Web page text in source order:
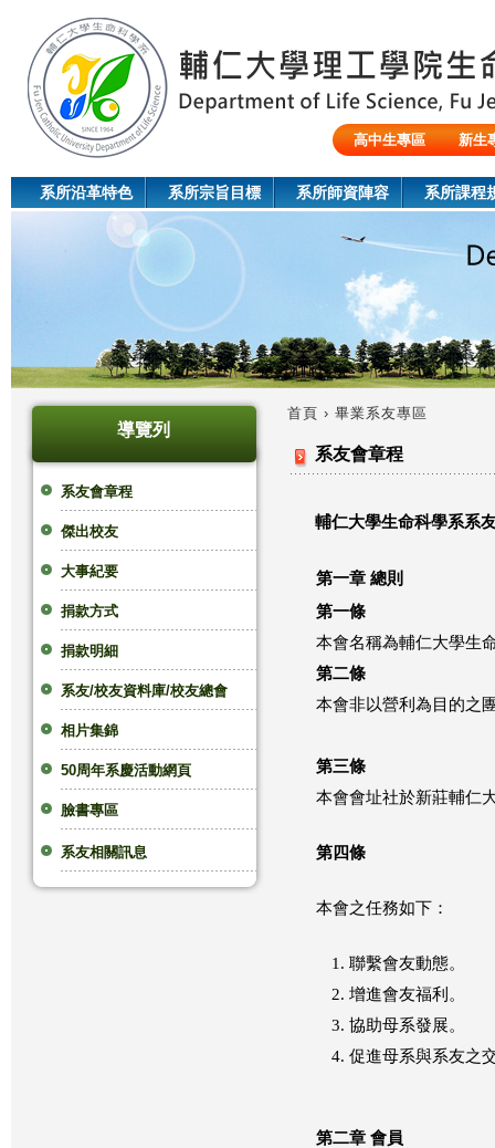
高中生專區
新生
系所沿革特色 系所宗旨目標 系所師資陣容 系所課程
導覽列
系友會章程
傑出校友
大事紀要
捐款方式
捐款明細
系友/校友資料庫/校友總會
相片集錦
50周年系慶活動網頁
臉書專區
系友相關訊息
您
首頁 › 畢業系友專區
系友會章程
輔仁大學生命科學系系
第一章 總則
第一條
本會名稱為輔仁大學生
第二條
本會非以營利為目的之
第三條
本會會址社於新莊輔仁
第四條
本會之任務如下：
聯繫會友動態。
增進會友福利。
協助母系發展。
促進母系與系友之
第二章 會員